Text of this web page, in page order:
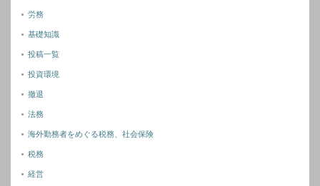
労務
基礎知識
投稿一覧
投資環境
撤退
法務
海外勤務者をめぐる税務、社会保険
税務
経営